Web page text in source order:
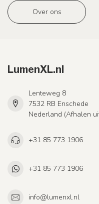
Over ons
LumenXL.nl
Lenteweg 8
7532 RB Enschede
Nederland (Afhalen
+31 85 773 1906
+31 85 773 1906
info@lumenxl.nl